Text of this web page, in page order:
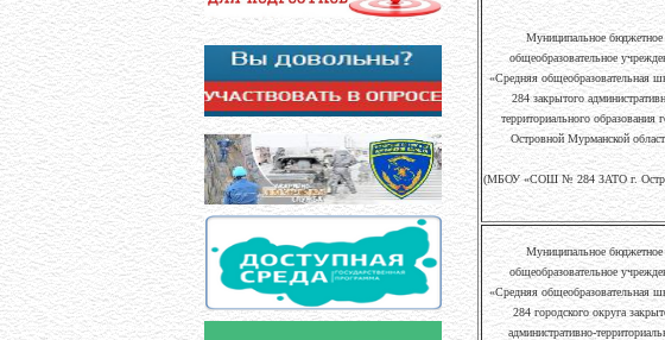
Муниципальное бюджетное
общеобразовательное
«Средняя общеобразовательная
284 закрытого
территориального образования
Островной Мурманской
(МБОУ «СОШ № 284 ЗАТО г.
Муниципальное бюджетное
общеобразовательное
«Средняя общеобразовательная
284 городского округа
административно-